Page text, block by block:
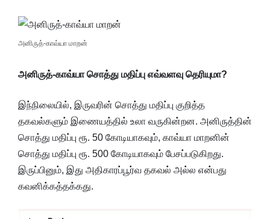
அனிருத்-காவ்யா மாறன்
அனிருத்-காவ்யா சொத்து மதிப்பு எவ்வளவு தெரியுமா?
இந்நிலையில், இருவரின் சொத்து மதிப்பு குறித்த
தகவல்களும் இணையத்தில் உலா வருகின்றன. அனிருத்தின்
சொத்து மதிப்பு ரூ. 50 கோடியாகவும், காவ்யா மாறனின்
சொத்து மதிப்பு ரூ. 500 கோடியாகவும் பேசப்படுகிறது.
இருப்பினும், இது அதிகாரப்பூர்வ தகவல் அல்ல என்பது
கவனிக்கத்தக்கது.